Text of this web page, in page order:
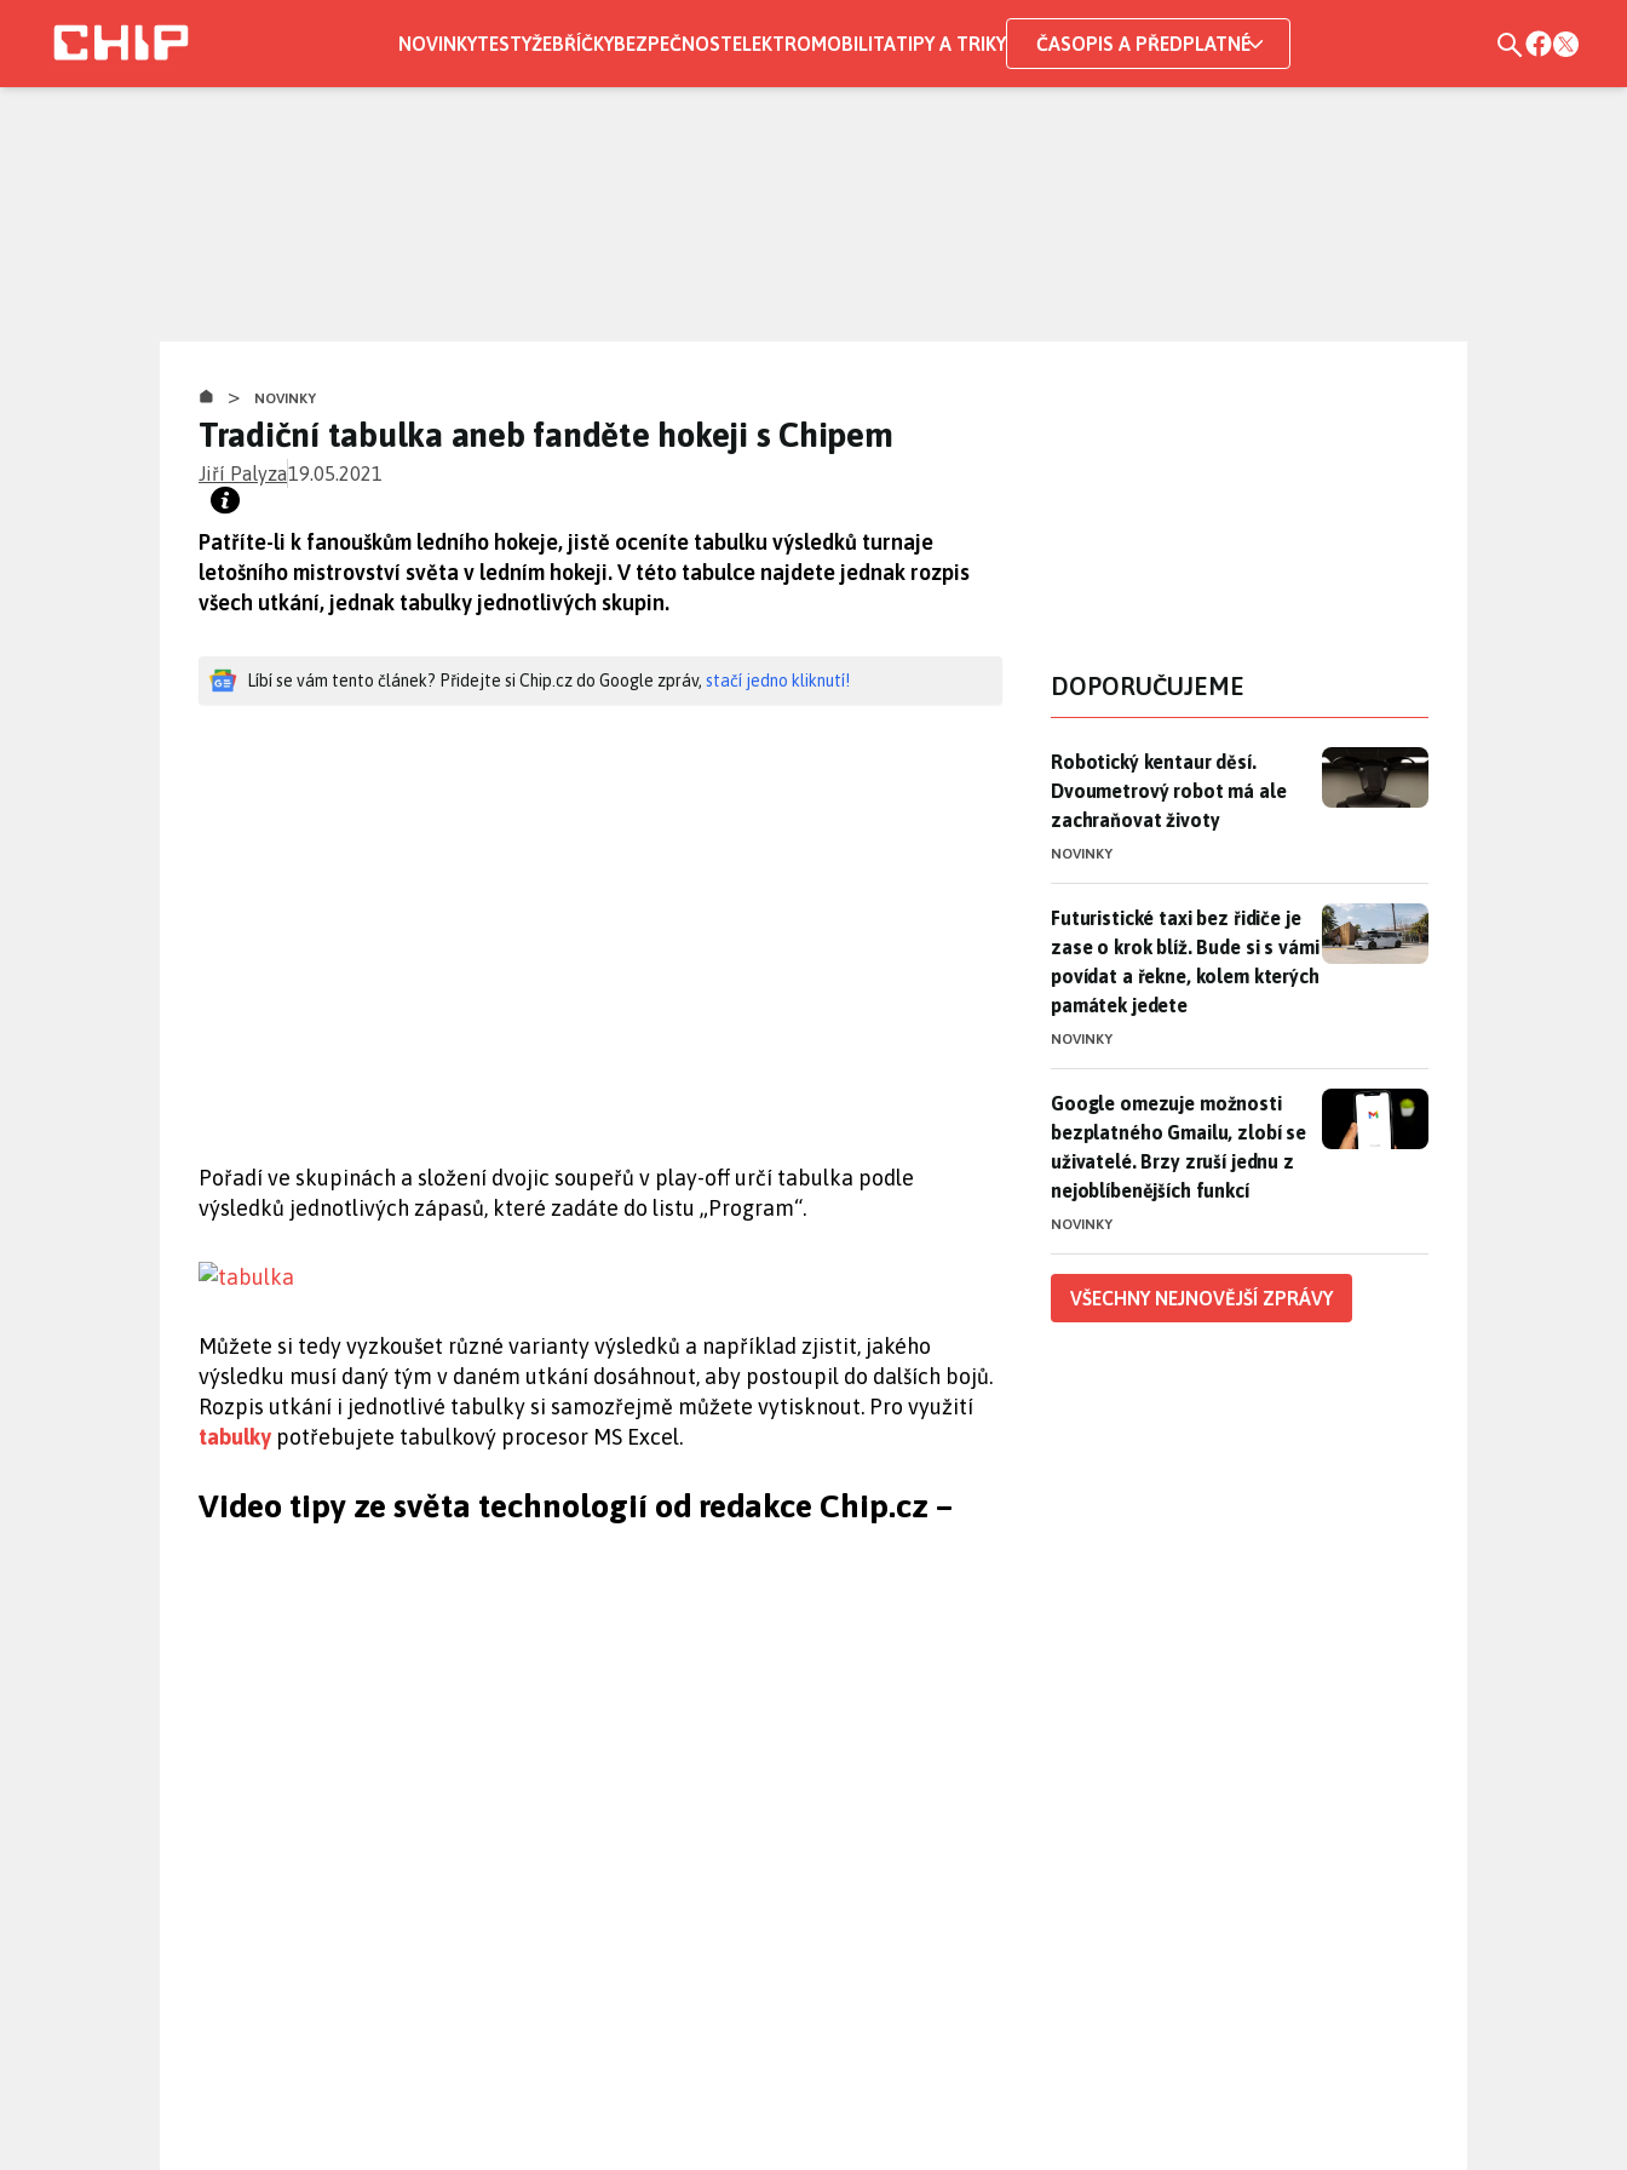
NOVINKYTESTYŽEBŘÍČKYBEZPEČNOSTELEKTROMOBILITATIPY A TRIKY ČASOPIS A PŘEDPLATNÉ
> NOVINKY
Tradiční tabulka aneb fanděte hokeji s Chipem
Jiří Palyza19.05.2021
Patříte-li k fanouškům ledního hokeje, jistě oceníte tabulku výsledků turnaje
letošního mistrovství světa v ledním hokeji. V této tabulce najdete jednak rozpis
všech utkání, jednak tabulky jednotlivých skupin.
Líbí se vám tento článek? Přidejte si Chip.cz do Google zpráv, stačí jedno kliknutí!
Pořadí ve skupinách a složení dvojic soupeřů v play-off určí tabulka podle
výsledků jednotlivých zápasů, které zadáte do listu „Program“.
Můžete si tedy vyzkoušet různé varianty výsledků a například zjistit, jakého
výsledku musí daný tým v daném utkání dosáhnout, aby postoupil do dalších bojů.
Rozpis utkání i jednotlivé tabulky si samozřejmě můžete vytisknout. Pro využití
tabulky potřebujete tabulkový procesor MS Excel.
Video tipy ze světa technologií od redakce Chip.cz –
DOPORUČUJEME
Robotický kentaur děsí. Dvoumetrový robot má ale zachraňovat
Robotický kentaur děsí.
Dvoumetrový robot má ale
zachraňovat životy
NOVINKY
Futuristické taxi bez řidiče je zase o krok blíž. Bude si s vámi
Futuristické taxi bez řidiče je
zase o krok blíž. Bude si s vámi
povídat a řekne, kolem kterých
památek jedete
NOVINKY
Google omezuje možnosti bezplatného Gmailu, zlobí se
Google omezuje možnosti
bezplatného Gmailu, zlobí se
uživatelé. Brzy zruší jednu z
nejoblíbenějších funkcí
NOVINKY
VŠECHNY NEJNOVĚJŠÍ ZPRÁVY